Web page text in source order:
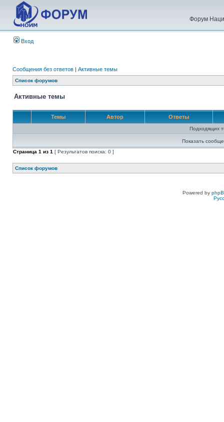
Форум
Вход
Сообщения без ответов | Активные темы
Список форумов
Активные темы
Темы Автор Ответы
Подходящих
Показать
Страница 1 из 1 [ Результатов поиска: 0 ]
Список форумов
Powered by